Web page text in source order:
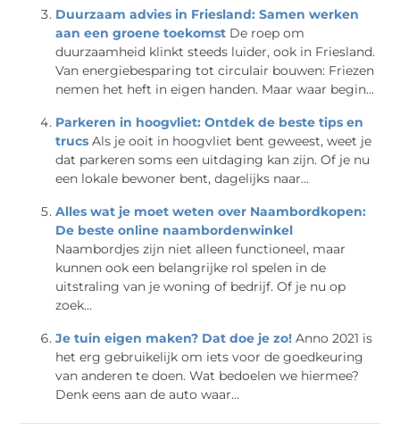
Duurzaam advies in Friesland: Samen werken
aan een groene toekomst De roep om
duurzaamheid klinkt steeds luider, ook in Friesland.
Van energiebesparing tot circulair bouwen: Friezen
nemen het heft in eigen handen. Maar waar begin...
Parkeren in hoogvliet: Ontdek de beste tips en
trucs Als je ooit in hoogvliet bent geweest, weet je
dat parkeren soms een uitdaging kan zijn. Of je nu
een lokale bewoner bent, dagelijks naar...
Alles wat je moet weten over Naambordkopen:
De beste online naambordenwinkel
Naambordjes zijn niet alleen functioneel, maar
kunnen ook een belangrijke rol spelen in de
uitstraling van je woning of bedrijf. Of je nu op
zoek...
Je tuin eigen maken? Dat doe je zo! Anno 2021 is
het erg gebruikelijk om iets voor de goedkeuring
van anderen te doen. Wat bedoelen we hiermee?
Denk eens aan de auto waar...